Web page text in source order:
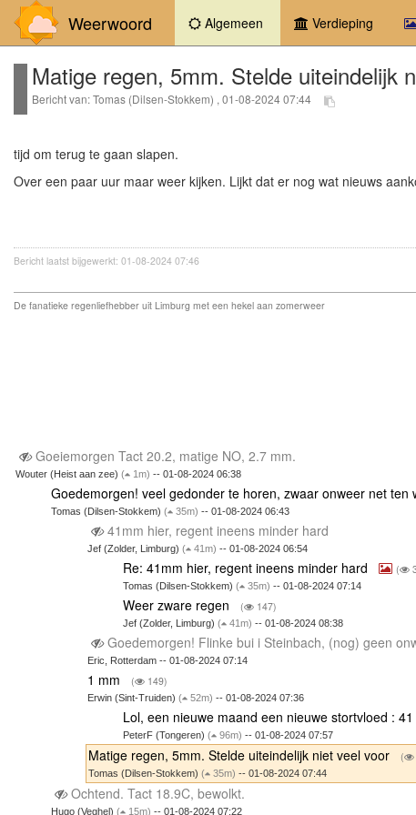
Weerwoord Algemeen (current)Verdieping
Matige regen, 5mm. Stelde uiteindelijk
Bericht van: Tomas (Dilsen-Stokkem) , 01-08-2024 07:44
tijd om terug te gaan slapen.
Over een paar uur maar weer kijken. Lijkt dat er nog wat nieuws
Bericht laatst bijgewerkt: 01-08-2024 07:46
De fanatieke regenliefhebber uit Limburg met een hekel aan zomerweer
Goeiemorgen Tact 20.2, matige NO, 2.7 mm.
Wouter (Heist aan zee) ( 1m) -- 01-08-2024 06:38
Goedemorgen! veel gedonder te horen, zwaar onweer net ten
Tomas (Dilsen-Stokkem)( 35m) -- 01-08-2024 06:43
41mm hier, regent ineens minder hard
Jef (Zolder, Limburg) ( 41m) -- 01-08-2024 06:54
Re: 41mm hier, regent ineens minder hard (
Tomas (Dilsen-Stokkem)( 35m) -- 01-08-2024 07:14
Weer zware regen ( 147)
Jef (Zolder, Limburg)( 41m) -- 01-08-2024 08:38
Goedemorgen! Flinke bui i Steinbach, (nog) geen
Eric, Rotterdam -- 01-08-2024 07:14
1 mm ( 149)
Erwin (Sint-Truiden) ( 52m) -- 01-08-2024 07:36
Lol, een nieuwe maand een nieuwe stortvloed :
PeterF (Tongeren)( 96m) -- 01-08-2024 07:57
Matige regen, 5mm. Stelde uiteindelijk niet veel voor (
Tomas (Dilsen-Stokkem) ( 35m) -- 01-08-2024 07:44
Ochtend. Tact 18.9C, bewolkt.
Hugo (Veghel)( 15m) -- 01-08-2024 07:22